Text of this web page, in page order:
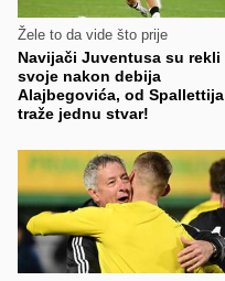
Žele to da vide što prije
Navijači Juventusa su rekli
svoje nakon debija
Alajbegovića, od Spallettija
traže jednu stvar!